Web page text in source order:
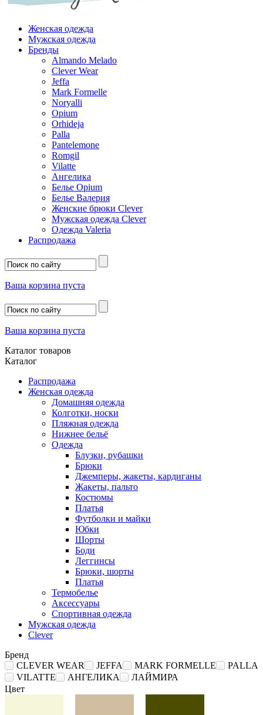
Женская одежда
Мужская одежда
Бренды
Almando Melado
Clever Wear
Jeffa
Mark Formelle
Noryalli
Opium
Orhideja
Palla
Pantelemone
Romgil
Vilatte
Ангелика
Белье Opium
Белье Валерия
Женские брюки Clever
Мужская одежда Clever
Одежда Valeria
Распродажа
Ваша корзина пуста
Ваша корзина пуста
Каталог товаров
Каталог
Распродажа
Женская одежда
Домашняя одежда
Колготки, носки
Пляжная одежда
Нижнее бельё
Одежда
Блузки, рубашки
Брюки
Джемперы, жакеты, кардиганы
Жакеты, пальто
Костюмы
Платья
Футболки и майки
Юбки
Шорты
Боди
Леггинсы
Брюки, шорты
Платья
Термобелье
Аксессуары
Спортивная одежда
Мужская одежда
Clever
Бренд
CLEVER WEAR
JEFFA MARK FORMELLE
PALLA
VILATTE
АНГЕЛИКА
ЛАЙМИРА
Цвет